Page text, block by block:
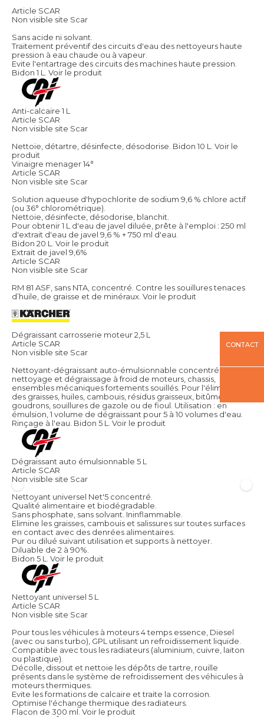
Article SCAR
Non visible site Scar
Sans acide ni solvant.
Traitement préventif des circuits d'eau des nettoyeurs haute
pression à eau chaude ou à vapeur.
Evite l'entartrage des circuits des machines haute pression.
Bidon 1 L.
Voir le produit
Anti-calcaire 1 L
Article SCAR
Non visible site Scar
Nettoie, détartre, désinfecte, désodorise. Bidon 10 L.
Voir le
produit
Vinaigre menager 14°
Article SCAR
Non visible site Scar
Solution aqueuse d'hypochlorite de sodium 9,6 % chlore actif
(ou 36° chlorométrique).
Nettoie, désinfecte, désodorise, blanchit.
Pour obtenir 1 L d'eau de javel diluée, prête à l'emploi : 250 ml
d'extrait d'eau de javel 9,6 % + 750 ml d'eau.
Bidon 20 L.
Voir le produit
Extrait de javel 9,6%
Article SCAR
Non visible site Scar
RM 81 ASF, sans NTA, concentré. Contre les souillures tenaces
d’huile, de graisse et de minéraux. Voir le produit
Dégraissant carrosserie moteur 2,5 L
Article SCAR
Non visible site Scar
Nettoyant-dégraissant auto-émulsionnable concentré. Pour le
nettoyage et dégraissage à froid de moteurs, chassis,
ensembles mécaniques fortements souillés. Pour l'élimination
des graisses, huiles, cambouis, résidus graisseux, bitûmes,
goudrons, souillures de gazole ou de fioul. Utilisation : en
émulsion, 1 volume de dégraissant pour 5 à 10 volumes d'eau.
Rinçage à l'eau. Bidon 5 L.
Voir le produit
Dégraissant auto émulsionnable 5 L
Article SCAR
Non visible site Scar
Nettoyant universel Net'5 concentré.
Qualité alimentaire et biodégradable.
Sans phosphate, sans solvant. Ininflammable.
Elimine les graisses, cambouis et salissures sur toutes surfaces
en contact avec des denrées alimentaires.
Pur ou dilué suivant utilisation et supports à nettoyer.
Diluable de 2 à 90%.
Bidon 5 L.
Voir le produit
Nettoyant universel 5 L
Article SCAR
Non visible site Scar
Pour tous les véhicules à moteurs 4 temps essence, Diesel
(avec ou sans turbo), GPL utilisant un refroidissement liquide.
Compatible avec tous les radiateurs (aluminium, cuivre, laiton
ou plastique).
Décolle, dissout et nettoie les dépôts de tartre, rouille
présents dans le système de refroidissement des véhicules à
moteurs thermiques.
Evite les formations de calcaire et traite la corrosion.
Optimise l'échange thermique des radiateurs.
Flacon de 300 ml. Voir le produit
CONTACT